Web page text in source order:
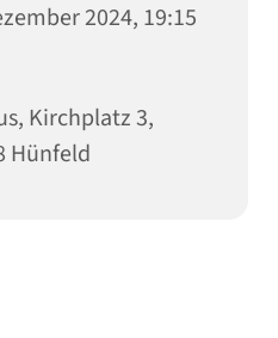
2024, 19:15
Kirchplatz 3,
Hünfeld